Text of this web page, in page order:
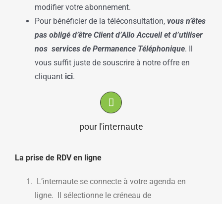
modifier votre abonnement.
Pour bénéficier de la téléconsultation, vous n’êtes
pas obligé d’être Client d’Allo Accueil et d’utiliser
nos services de Permanence Téléphonique. Il
vous suffit juste de souscrire à notre offre en
cliquant ici.
pour l'internaute
La prise de RDV en ligne
L’internaute se connecte à votre agenda en
ligne. Il sélectionne le créneau de